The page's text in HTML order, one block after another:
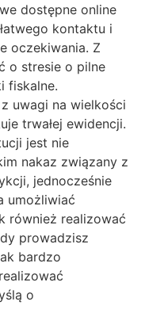
dostępne online
kontaktu i
oczekiwania. Z
o stresie o pilne
fiskalne.
uwagi na wielkości
trwałej ewidencji.
jest nie
nakaz związany z
jednocześnie
umożliwiać
również realizować
prowadzisz
bardzo
o